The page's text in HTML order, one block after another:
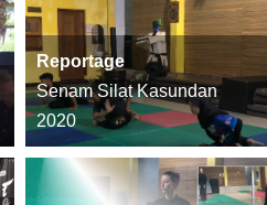
Reportage
Senam Silat Kasundan
2020